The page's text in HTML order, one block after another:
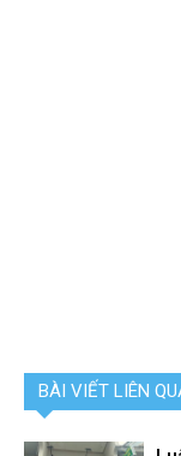
BÀI VIẾT LIÊN